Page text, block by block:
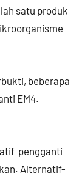
satu produk
beberapa
EM4.
pengganti
Alternatif-